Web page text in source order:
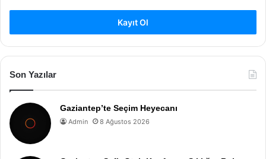
Kayıt Ol
Son Yazılar
Gaziantep’te Seçim Heyecanı
Admin 8 Ağustos 2026